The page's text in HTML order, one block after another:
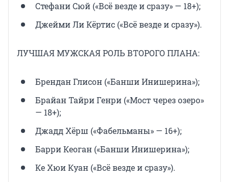
Стефани Сюй («Всё везде и сразу» — 18+);
Джейми Ли Кёртис («Всё везде и сразу»).
ЛУЧШАЯ МУЖСКАЯ РОЛЬ ВТОРОГО ПЛАНА:
Брендан Глисон («Банши Инишерина»);
Брайан Тайри Генри («Мост через озеро»
— 18+);
Джадд Хёрш («Фабельманы» — 16+);
Барри Кеоган («Банши Инишерина»);
Ке Хюи Куан («Всё везде и сразу»).